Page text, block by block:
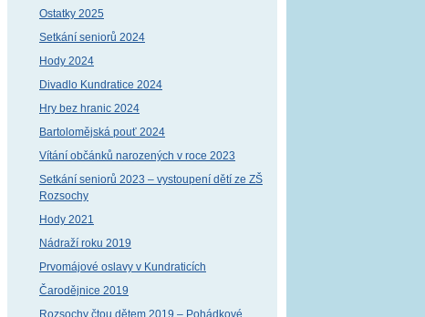
Ostatky 2025
Setkání seniorů 2024
Hody 2024
Divadlo Kundratice 2024
Hry bez hranic 2024
Bartolomějská pouť 2024
Vítání občánků narozených v roce 2023
Setkání seniorů 2023 – vystoupení dětí ze ZŠ
Rozsochy
Hody 2021
Nádraží roku 2019
Prvomájové oslavy v Kundraticích
Čarodějnice 2019
Rozsochy čtou dětem 2019 – Pohádkové